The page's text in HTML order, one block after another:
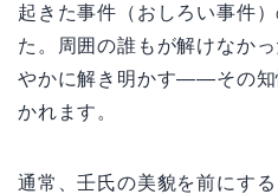
起きた事件（おしろい事件
た。周囲の誰もが解けなか
やかに解き明かす——その知
かれます。
通常、壬氏の美貌を前にす